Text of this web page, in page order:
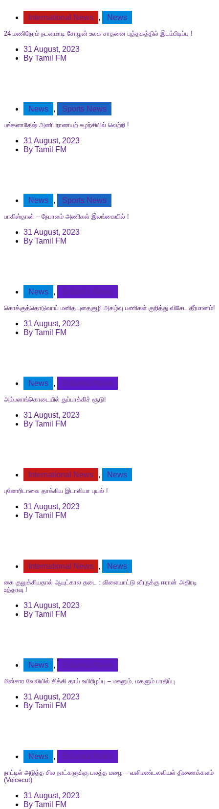
International News , News
24 மணிநேரம் நடனமாடி சோழன் உலக சாதனை புத்தகத்தில் இடம்பிடிப்பு !
31 August, 2023
By Tamil FM
News , Sports News
பங்களாதேஷ் அணி நாணயற் சுழற்சியில் வெற்றி !
31 August, 2023
By Tamil FM
News , Sports News
பாகிஸ்தான் – நேபாளம் அணிகள் இலங்கையில் !
31 August, 2023
By Tamil FM
News , Srilanka News
கொக்குத்தொடுவாய் மனித புதைகுழி அகழ்வு பணிகள் குறித்து விசேட தீர்மானம்!
31 August, 2023
By Tamil FM
News , Srilanka News
அம்பலாங்கொடையில் துப்பாக்கிச் சூடு!
31 August, 2023
By Tamil FM
International News , News
புளோரிடாவை தாக்கிய இடாலியா புயல் !
31 August, 2023
By Tamil FM
International News , News
கை குலுக்கியதால் ஆயுட்கால தடை : விளையாட்டு வீரருக்கு ஈரான் அதிரடி
உத்தரவு !
31 August, 2023
By Tamil FM
News , Srilanka News
மின்சார வேலியில் சிக்கி தாய் உயிரிழப்பு – மகனும், மகளும் பாதிப்பு
31 August, 2023
By Tamil FM
News , Srilanka News
நாட்டில் அடுத்த சில நாட்களுக்கு பலத்த மழை – வளிமண்டலவியல் திணைக்களம்
(Voicecut)
31 August, 2023
By Tamil FM